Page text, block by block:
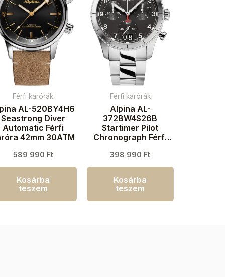
Férfi karórák
AL-520BY4H6
Seastrong Diver
Automatic Férfi
42mm 30ATM
589 990 Ft
Kosárba
teszem
Férfi karórák
Alpina AL-
372BW4S26B
Startimer Pilot
Chronograph Férfi
398 990 Ft
Kosárba
teszem